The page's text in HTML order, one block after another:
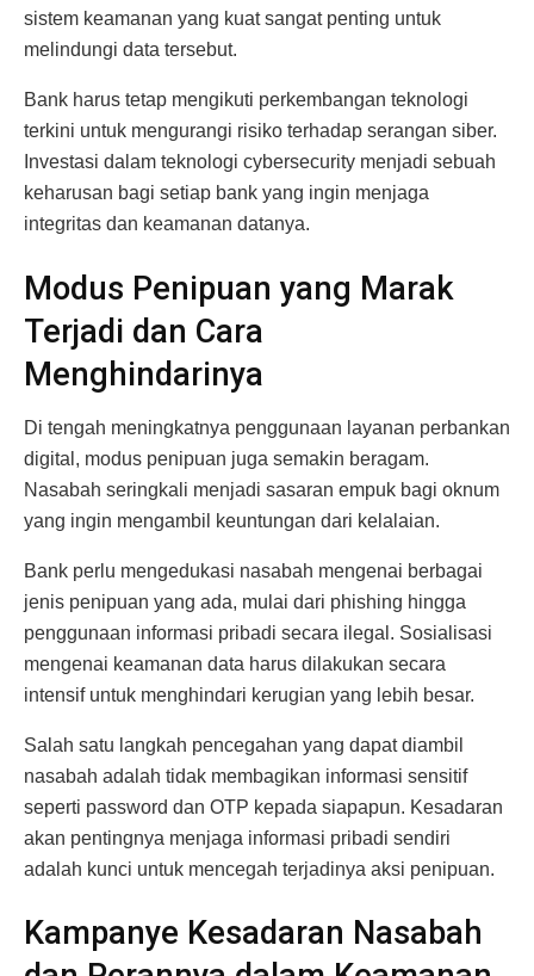
sistem keamanan yang kuat sangat penting untuk
melindungi data tersebut.
Bank harus tetap mengikuti perkembangan teknologi
terkini untuk mengurangi risiko terhadap serangan siber.
Investasi dalam teknologi cybersecurity menjadi sebuah
keharusan bagi setiap bank yang ingin menjaga
integritas dan keamanan datanya.
Modus Penipuan yang Marak
Terjadi dan Cara
Menghindarinya
Di tengah meningkatnya penggunaan layanan perbankan
digital, modus penipuan juga semakin beragam.
Nasabah seringkali menjadi sasaran empuk bagi oknum
yang ingin mengambil keuntungan dari kelalaian.
Bank perlu mengedukasi nasabah mengenai berbagai
jenis penipuan yang ada, mulai dari phishing hingga
penggunaan informasi pribadi secara ilegal. Sosialisasi
mengenai keamanan data harus dilakukan secara
intensif untuk menghindari kerugian yang lebih besar.
Salah satu langkah pencegahan yang dapat diambil
nasabah adalah tidak membagikan informasi sensitif
seperti password dan OTP kepada siapapun. Kesadaran
akan pentingnya menjaga informasi pribadi sendiri
adalah kunci untuk mencegah terjadinya aksi penipuan.
Kampanye Kesadaran Nasabah